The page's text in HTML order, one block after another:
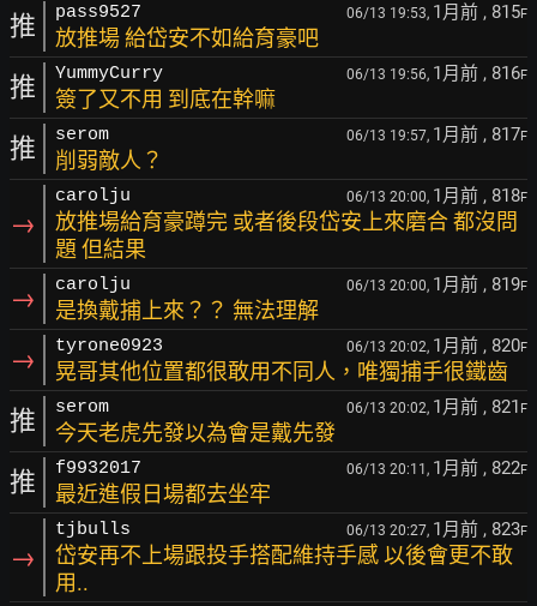
推 pass9527 06/13 19:53, 1月前 , 815F
放推場 給岱安不如給育豪吧
推 YummyCurry 06/13 19:56, 1月前 , 816F
簽了又不用 到底在幹嘛
推 serom 06/13 19:57, 1月前 , 817F
削弱敵人？
→
carolju 06/13 20:00, 1月前 , 818F
放推場給育豪蹲完 或者後段岱安上來磨合 都沒問
題 但結果
→ carolju 06/13 20:00, 1月前 , 819F
是換戴捕上來？？ 無法理解
→ tyrone0923 06/13 20:02, 1月前 , 820F
晃哥其他位置都很敢用不同人，唯獨捕手很鐵齒
推 serom 06/13 20:02, 1月前 , 821 F
今天老虎先發以為會是戴先發
推 f9932017 06/13 20:11, 1月前 , 822F
最近進假日場都去坐牢
→
tjbulls 06/13 20:27, 1月前 , 823F
岱安再不上場跟投手搭配維持手感 以後會更不敢
用..